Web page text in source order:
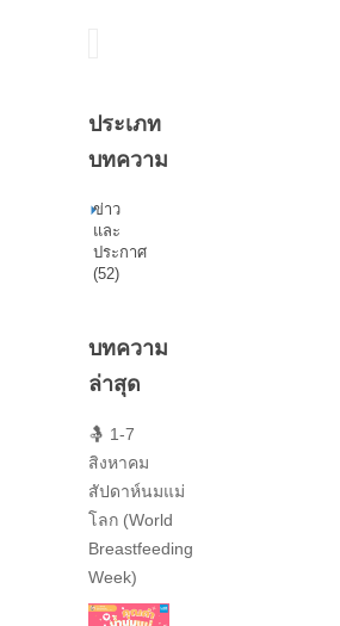
ประเภท
บทความ
ข่าว
และ
ประกาศ
(52)
บทความ
ล่าสุด
🤱 1-7
สิงหาคม
สัปดาห์นมแม่
โลก (World
Breastfeeding
Week)